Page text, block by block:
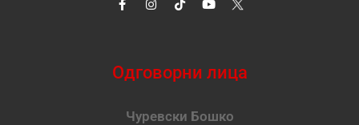
Одговорни лица
Чуревски Бошко